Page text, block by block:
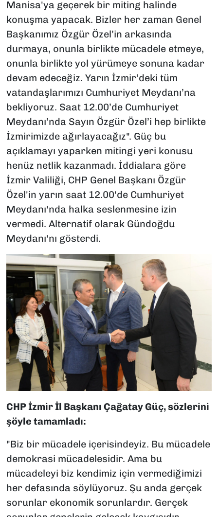
Manisa'ya geçerek bir miting halinde
konuşma yapacak. Bizler her zaman Genel
Başkanımız Özgür Özel’in arkasında
durmaya, onunla birlikte mücadele etmeye,
onunla birlikte yol yürümeye sonuna kadar
devam edeceğiz. Yarın İzmir’deki tüm
vatandaşlarımızı Cumhuriyet Meydanı’na
bekliyoruz. Saat 12.00’de Cumhuriyet
Meydanı’nda Sayın Özgür Özel’i hep birlikte
İzmirimizde ağırlayacağız". Güç bu
açıklamayı yaparken mitingi yeri konusu
henüz netlik kazanmadı. İddialara göre
İzmir Valiliği, CHP Genel Başkanı Özgür
Özel'in yarın saat 12.00'de Cumhuriyet
Meydanı'nda halka seslenmesine izin
vermedi. Alternatif olarak Gündoğdu
Meydanı'nı gösterdi.
CHP İzmir İl Başkanı Çağatay Güç, sözlerini
şöyle tamamladı:
"Biz bir mücadele içerisindeyiz. Bu mücadele
demokrasi mücadelesidir. Ama bu
mücadeleyi biz kendimiz için vermediğimizi
her defasında söylüyoruz. Şu anda gerçek
sorunlar ekonomik sorunlardır. Gerçek